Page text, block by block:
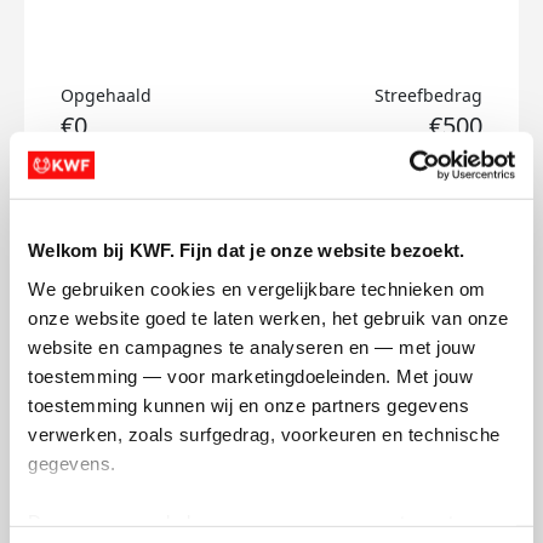
Welkom bij KWF. Fijn dat je onze website bezoekt.
We gebruiken cookies en vergelijkbare technieken om
onze website goed te laten werken, het gebruik van onze
website en campagnes te analyseren en — met jouw
toestemming — voor marketingdoeleinden. Met jouw
toestemming kunnen wij en onze partners gegevens
verwerken, zoals surfgedrag, voorkeuren en technische
gegevens.
Opgehaald
€0
Streefbedrag
€500
Doneer
Famke's badges